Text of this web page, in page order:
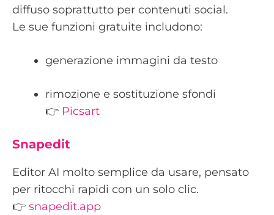
diffuso soprattutto per contenuti social.
Le sue funzioni gratuite includono:
generazione immagini da testo
rimozione e sostituzione sfondi
👉 Picsart
Snapedit
Editor AI molto semplice da usare, pensato
per ritocchi rapidi con un solo clic.
👉 snapedit.app